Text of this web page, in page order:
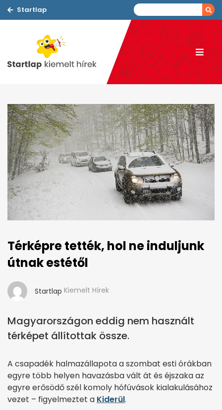
Startlap
Térképre tették, hol ne induljunk
útnak estétől
Startlap Kiemelt Hírek
Magyarországon eddig nem használt
térképet állítottak össze.
A csapadék halmazállapota a szombat esti órákban
egyre több helyen havazásba vált át és éjszaka az
egyre erősödő szél komoly hófúvások kialakulásához
vezet – figyelmeztet a Kiderül.